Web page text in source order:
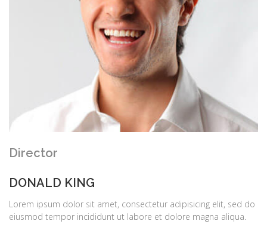
Director
DONALD KING
Lorem ipsum dolor sit amet, consectetur adipisicing elit, sed do
eiusmod tempor incididunt ut labore et dolore magna aliqua.